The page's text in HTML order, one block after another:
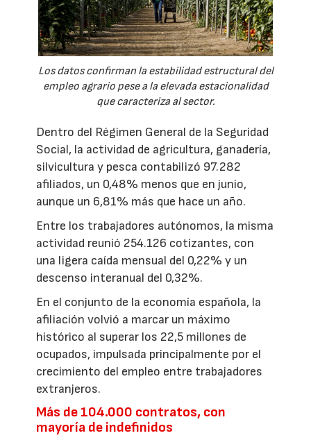
Los datos confirman la estabilidad estructural del
empleo agrario pese a la elevada estacionalidad
que caracteriza al sector.
Dentro del Régimen General de la Seguridad
Social, la actividad de agricultura, ganadería,
silvicultura y pesca contabilizó 97.282
afiliados, un 0,48% menos que en junio,
aunque un 6,81% más que hace un año.
Entre los trabajadores autónomos, la misma
actividad reunió 254.126 cotizantes, con
una ligera caída mensual del 0,22% y un
descenso interanual del 0,32%.
En el conjunto de la economía española, la
afiliación volvió a marcar un máximo
histórico al superar los 22,5 millones de
ocupados, impulsada principalmente por el
crecimiento del empleo entre trabajadores
extranjeros.
Más de 104.000 contratos, con
mayoría de indefinidos